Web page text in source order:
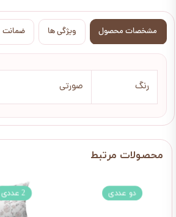
مشخصات محصول ویژگی ها ضمانت
رنگ صورتی
2 عددی دو عددی